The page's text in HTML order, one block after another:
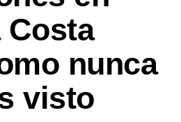
Costa
nunca
visto